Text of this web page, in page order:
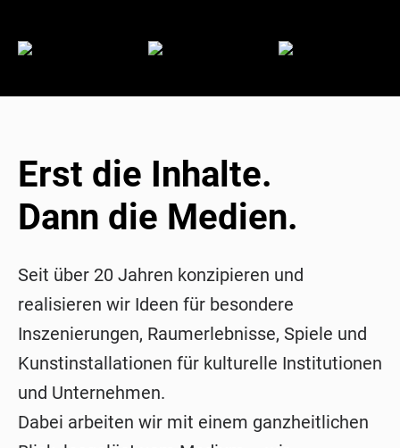
Erst die Inhalte.
Dann die Medien.
Seit über 20 Jahren konzipieren und
realisieren wir Ideen für besondere
Inszenierungen, Raumerlebnisse, Spiele und
Kunstinstallationen für kulturelle Institutionen
und Unternehmen.
Dabei arbeiten wir mit einem ganzheitlichen